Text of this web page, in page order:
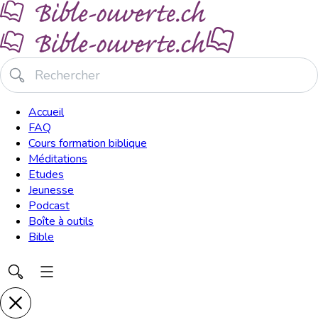
Accueil
FAQ
Cours formation biblique
Méditations
Etudes
Jeunesse
Podcast
Boîte à outils
Bible